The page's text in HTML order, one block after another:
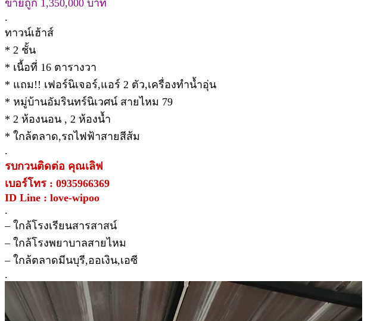
ขายถูก 1,350,000 บาท
.
ทาวน์เฮ้าส์
* 2 ชั้น
* เนื้อที่ 16 ตารางวา
* แถม!! เฟอร์นิเจอร์,แอร์ 2 ตัว,เครื่องทำน้ำอุ่น
* หมู่บ้านอัมรินทร์นิเวศน์ สายไหม 79
* 2 ห้องนอน , 2 ห้องน้ำ
* ใกล้ตลาด,รถไฟฟ้าสายสีส้ม
.
รบกวนติดต่อ คุณเลิฟ
เบอร์โทร : 0935966369
ID Line : love-wipoo
.
– ใกล้โรงเรียนสารสาสน์
– ใกล้โรงพยาบาลสายไหม
– ใกล้ตลาดมีนบุรี,ออเงิน,เอซี
.